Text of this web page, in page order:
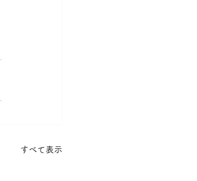
すべて表示